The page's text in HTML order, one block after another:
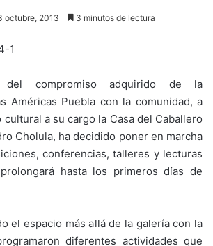
octubre, 2013 3 minutos de lectura
del compromiso adquirido de la
Américas Puebla con la comunidad, a
a su cargo la Casa del Caballero
Cholula, ha decidido poner en marcha
conferencias, talleres y lecturas
hasta los primeros días de
el espacio más allá de la galería con la
diferentes actividades que